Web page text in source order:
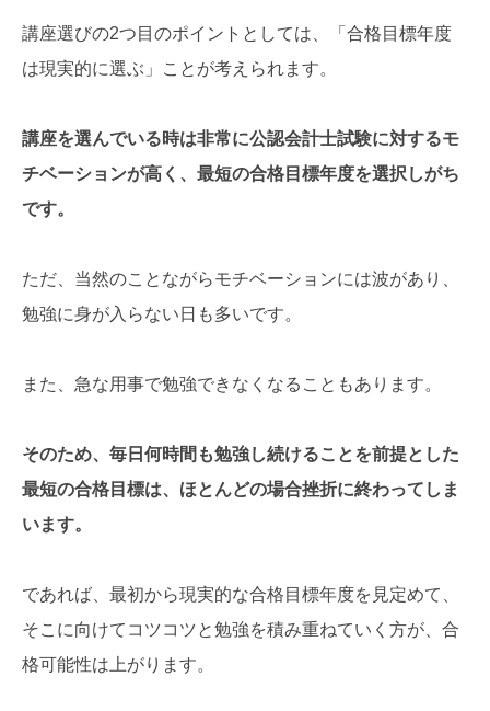
講座選びの2つ目のポイントとしては、「合格目標年度
は現実的に選ぶ」ことが考えられます。
講座を選んでいる時は非常に公認会計士試験に対するモ
チベーションが高く、最短の合格目標年度を選択しがち
です。
ただ、当然のことながらモチベーションには波があり、
勉強に身が入らない日も多いです。
また、急な用事で勉強できなくなることもあります。
そのため、毎日何時間も勉強し続けることを前提とした
最短の合格目標は、ほとんどの場合挫折に終わってしま
います。
であれば、最初から現実的な合格目標年度を見定めて、
そこに向けてコツコツと勉強を積み重ねていく方が、合
格可能性は上がります。